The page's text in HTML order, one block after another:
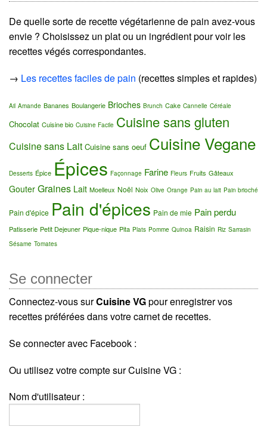
De quelle sorte de recette végétarienne de pain avez-vous
envie ? Choisissez un plat ou un ingrédient pour voir les
recettes végés correspondantes.
→ Les recettes faciles de pain (recettes simples et rapides)
Ail Amande Bananes Boulangerie Brioches Brunch Cake Cannelle Céréale
Chocolat Cuisine bio Cuisine Facile Cuisine sans gluten
Cuisine sans Lait Cuisine sans oeuf Cuisine Vegane
Desserts Épice Épices Façonnage Farine Fleurs Fruits Gâteaux
Gouter Graines Lait Moelleux Noël Noix Olive Orange Pain au lait Pain brioché
Pain d'épice Pain d'épices Pain de mie Pain perdu
Patisserie Petit Dejeuner Pique-nique Pita Plats Pomme Quinoa Raisin Riz Sarrasin
Sésame Tomates
Se connecter
Connectez-vous surCuisine VGpour enregistrer vos
recettes préférées dans votre carnet de recettes.
Se connecter avec Facebook :
Ou utilisez votre compte sur Cuisine VG :
Nom d'utilisateur :